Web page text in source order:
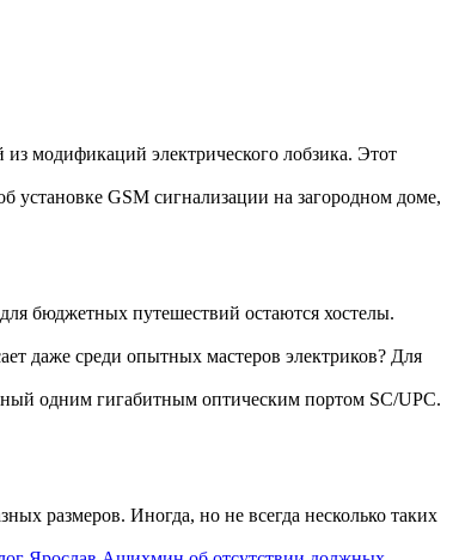
из модификаций электрического лобзика. Этот
GSM сигнализации на загородном доме,
бюджетных путешествий остаются хостелы.
даже среди опытных мастеров электриков? Для
одним гигабитным оптическим портом SC/UPC.
размеров. Иногда, но не всегда несколько таких